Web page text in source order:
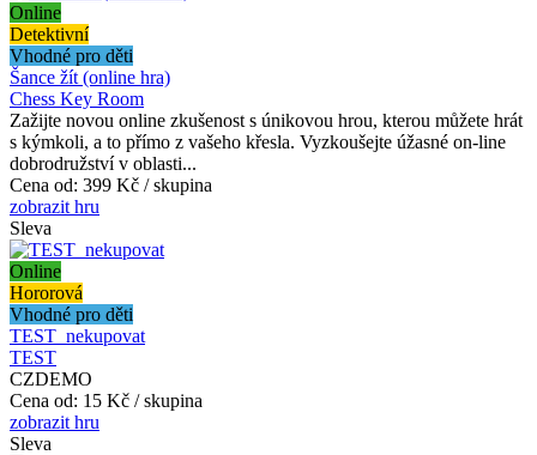
Online
Detektivní
Vhodné pro děti
Šance žít (online hra)
Chess Key Room
Zažijte novou online zkušenost s únikovou hrou, kterou můžete hrát
s kýmkoli, a to přímo z vašeho křesla. Vyzkoušejte úžasné on-line
dobrodružství v oblasti...
Cena od: 399 Kč / skupina
zobrazit hru
Sleva
Online
Hororová
Vhodné pro děti
TEST_nekupovat
TEST
CZDEMO
Cena od: 15 Kč / skupina
zobrazit hru
Sleva